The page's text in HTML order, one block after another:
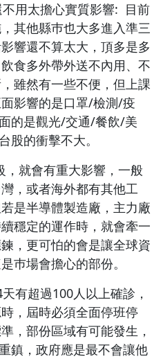
用太擔心實質影響: 目前
其他縣巿也大多進入準三
響還不算太大，頂多是多
食多外帶外送不內用、不
雖然有一些不便，但上課
影響的是口罩/檢測/疫
的是觀光/交通/餐飲/美
股的衝擊不大。
就會有重大影響，一般
，或者海外都有其他工
是半導體製造廠，主力廠
穩定的運作時，就會牽一
，更可怕的會是讓全球資
巿場會擔心的部份。
有超過100人以上確診，
，屆時必須全面停班停
，部份區域有可能發生，
鎮，政府應是最不會讓他